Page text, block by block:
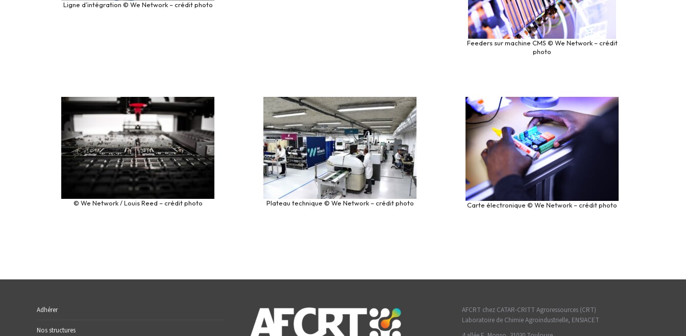
Ligne d’intégration © We Network – crédit photo
Feeders sur machine CMS © We Network – crédit
photo
© We Network / Louis Reed – crédit photo Plateau technique © We Network – crédit photo Carte électronique © We Network – crédit photo
Adhérer
Nos structures
AFCRT chez CATAR-CRITT Agroressources (CRT)
Laboratoire de Chimie Agroindustrielle, ENSIACET